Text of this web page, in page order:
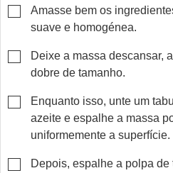
▢
Amasse bem os
suave e homogénea.
▢
Deixe a massa descansar,
dobre de tamanho.
▢
Enquanto isso, unte um
azeite e espalhe a massa
uniformemente a superfície.
▢
Depois, espalhe a polpa de